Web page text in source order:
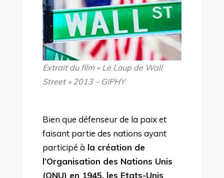
Extrait du film « Le Loup de Wall
Street » 2013 – GIPHY
Bien que défenseur de la paix et
faisant partie des nations ayant
participé àla création de
l’Organisation des Nations Unis
(ONU) en 1945, les Etats-Unis